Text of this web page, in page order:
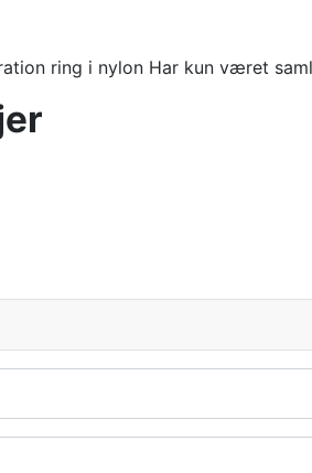
ring i nylon Har kun været